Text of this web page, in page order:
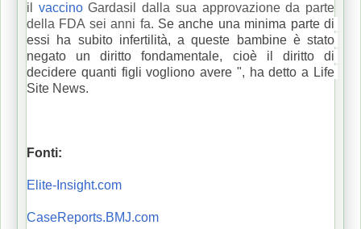
il vaccinoGardasildalla sua approvazione da parte
della FDA sei anni fa. Se anche una minima parte di
essi ha subito infertilità, a queste bambine è stato
negato un diritto fondamentale, cioè il diritto di
decidere quanti figli vogliono avere ", ha detto a Life
Site News.
Fonti:
Elite-Insight.com
CaseReports.BMJ.com